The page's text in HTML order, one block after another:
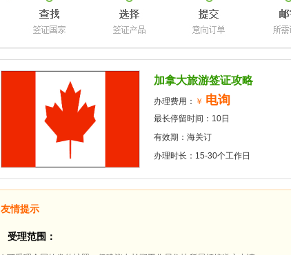
加拿大旅游签证攻略
办理费用： ￥ 电询
最长停留时间：10日
有效期：海关订
办理时长：15-30个工作日
友情提示
受理范围：